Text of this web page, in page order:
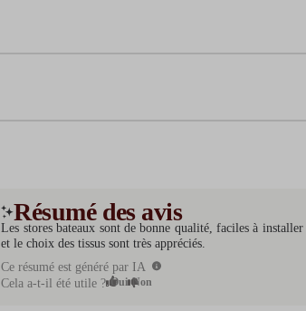
Résumé des avis
Les stores bateaux sont de bonne qualité, faciles à
et le choix des tissus sont très appréciés.
Ce résumé est généré par IA
Cela a-t-il été utile ? Oui Non